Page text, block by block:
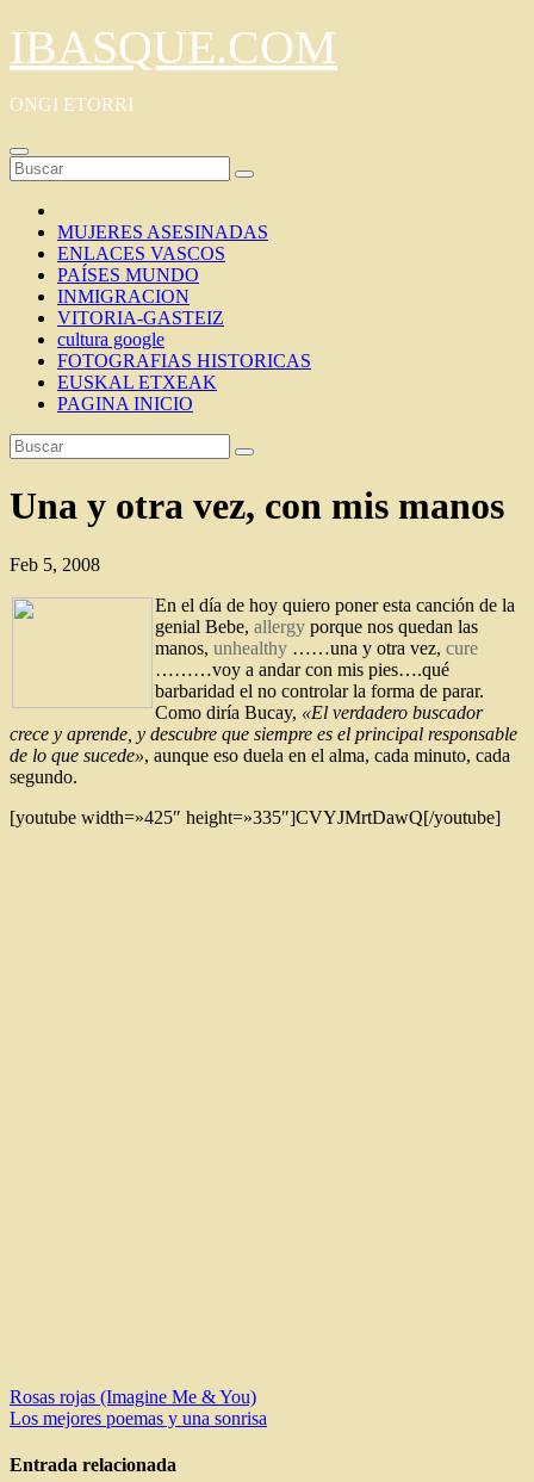
Saltar
contenido
IBASQUE.COM
ONGI ETORRI
MUJERES ASESINADAS
ENLACES VASCOS
PAÍSES MUNDO
INMIGRACION
VITORIA-GASTEIZ
cultura google
FOTOGRAFIAS HISTORICAS
EUSKAL ETXEAK
PAGINA INICIO
Una y otra vez, con mis manos
Feb 5, 2008
En el día de hoy quiero poner esta canción de la
genial Bebe, allergy porque nos quedan las
manos, unhealthy ……una y otra vez, cure
………voy a andar con mis pies….qué
barbaridad el no controlar la forma de parar.
Como diría Bucay, «El verdadero buscador
crece y aprende, y descubre que siempre es el principal responsable
de lo que sucede», aunque eso duela en el alma, cada minuto, cada
segundo.
[youtube width=»425″ height=»335″]CVYJMrtDawQ[/youtube]
Navegación
de
entradas
Rosas rojas (Imagine Me & You)
Los mejores poemas y una sonrisa
Entrada relacionada